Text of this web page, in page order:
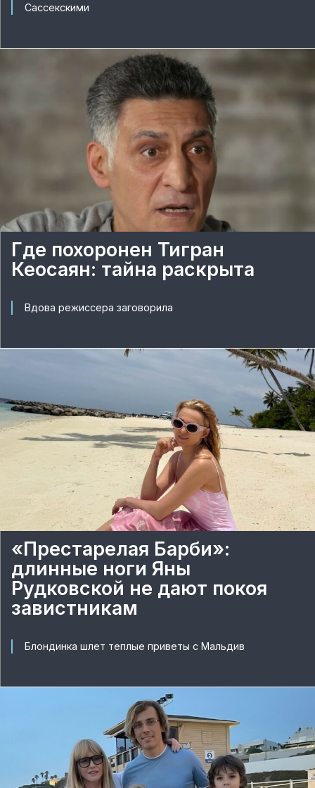
Сассекскими
Где похоронен Тигран
Кеосаян: тайна раскрыта
Вдова режиссера заговорила
«Престарелая Барби»:
длинные ноги Яны
Рудковской не дают покоя
завистникам
Блондинка шлет теплые приветы с Мальдив